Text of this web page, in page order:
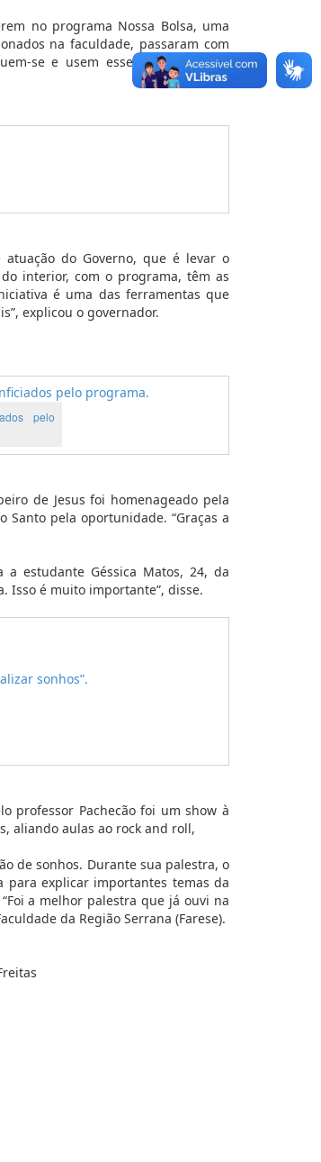
no programa Nossa Bolsa, uma
na faculdade, passaram com
se e usem esse incentivo para
do Governo, que é levar o
interior, com o programa, têm as
é uma das ferramentas que
explicou o governador.
pelo
de Jesus foi homenageado pela
pela oportunidade. “Graças a
estudante Géssica Matos, 24, da
Isso é muito importante”, disse.
professor Pachecão foi um show à
aliando aulas ao rock and roll,
de sonhos. Durante sua palestra, o
para explicar importantes temas da
a melhor palestra que já ouvi na
da Região Serrana (Farese).